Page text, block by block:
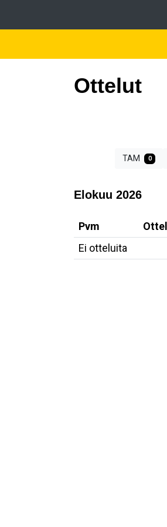
Ottelut
TAM 0
Elokuu 2026
Pvm
Ei otteluita